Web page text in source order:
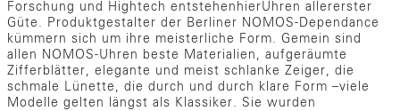
Forschung und Hightech entstehenhierUhren allererster
Güte. Produktgestalter der Berliner NOMOS-Dependance
kümmern sich um ihre meisterliche Form. Gemein sind
allen NOMOS-Uhren beste Materialien, aufgeräumte
Zifferblätter, elegante und meist schlanke Zeiger, die
schmale Lünette, die durch und durch klare Form –viele
Modelle gelten längst als Klassiker. Sie wurden